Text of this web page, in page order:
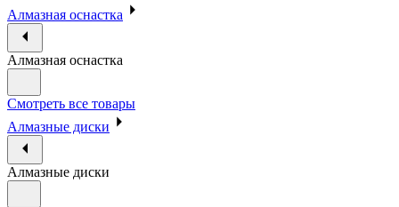
Алмазная оснастка
Алмазная оснастка
Смотреть все товары
Алмазные диски
Алмазные диски